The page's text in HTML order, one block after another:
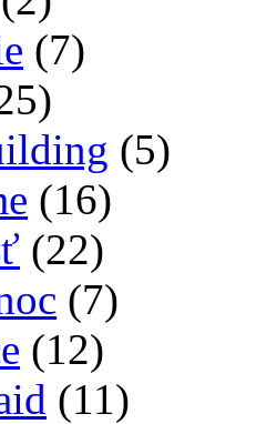
(7)
(5)
(16)
(22)
(7)
(12)
(11)